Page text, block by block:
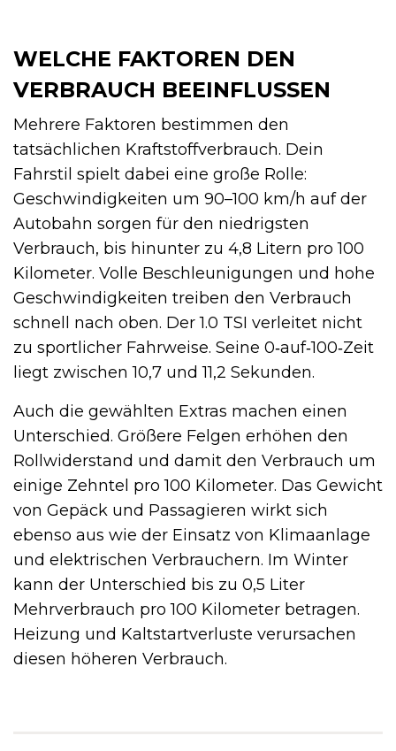
WELCHE FAKTOREN DEN
VERBRAUCH BEEINFLUSSEN
Mehrere Faktoren bestimmen den
tatsächlichen Kraftstoffverbrauch. Dein
Fahrstil spielt dabei eine große Rolle:
Geschwindigkeiten um 90–100 km/h auf der
Autobahn sorgen für den niedrigsten
Verbrauch, bis hinunter zu 4,8 Litern pro 100
Kilometer. Volle Beschleunigungen und hohe
Geschwindigkeiten treiben den Verbrauch
schnell nach oben. Der 1.0 TSI verleitet nicht
zu sportlicher Fahrweise. Seine 0‑auf‑100‑Zeit
liegt zwischen 10,7 und 11,2 Sekunden.
Auch die gewählten Extras machen einen
Unterschied. Größere Felgen erhöhen den
Rollwiderstand und damit den Verbrauch um
einige Zehntel pro 100 Kilometer. Das Gewicht
von Gepäck und Passagieren wirkt sich
ebenso aus wie der Einsatz von Klimaanlage
und elektrischen Verbrauchern. Im Winter
kann der Unterschied bis zu 0,5 Liter
Mehrverbrauch pro 100 Kilometer betragen.
Heizung und Kaltstartverluste verursachen
diesen höheren Verbrauch.